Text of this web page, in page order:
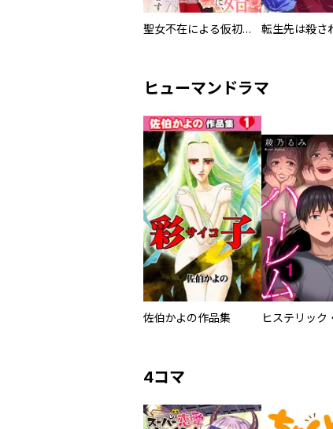
聖女不在による仮初め婚なのに、不器用な王太子に溺愛されています
ヒューマンドラマ
佐伯かよの作品集
4コマ